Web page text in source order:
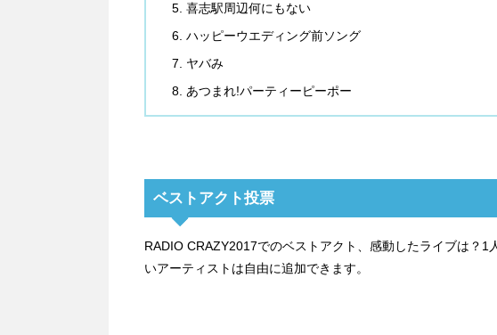
喜志駅周辺何にもない
ハッピーウエディング前ソング
ヤバみ
あつまれ!パーティーピーポー
ベストアクト投票
RADIO CRAZY2017でのベストアクト、感動したライブは？
いアーティストは自由に追加できます。